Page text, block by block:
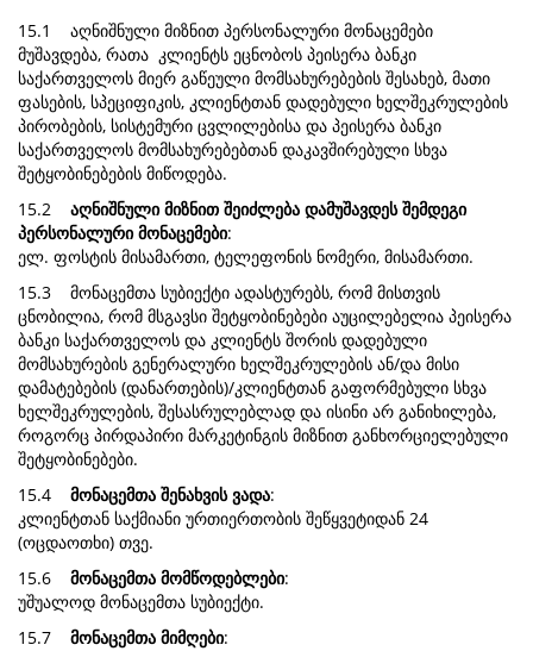
15.1 აღნიშნული მიზნით პერსონალური მონაცემები
მუშავდება, რათა კლიენტს ეცნობოს პეისერა ბანკი
საქართველოს მიერ გაწეული მომსახურებების შესახებ, მათი
ფასების, სპეციფიკის, კლიენტთან დადებული ხელშეკრულების
პირობების, სისტემური ცვლილებისა და პეისერა ბანკი
საქართველოს მომსახურებებთან დაკავშირებული სხვა
შეტყობინებების მიწოდება.
15.2 აღნიშნული მიზნით შეიძლება დამუშავდეს შემდეგი
პერსონალური მონაცემები:
ელ. ფოსტის მისამართი, ტელეფონის ნომერი, მისამართი.
15.3 მონაცემთა სუბიექტი ადასტურებს, რომ მისთვის
ცნობილია, რომ მსგავსი შეტყობინებები აუცილებელია პეისერა
ბანკი საქართველოს და კლიენტს შორის დადებული
მომსახურების გენერალური ხელშეკრულების ან/და მისი
დამატებების (დანართების)/კლიენტთან გაფორმებული სხვა
ხელშეკრულების, შესასრულებლად და ისინი არ განიხილება,
როგორც პირდაპირი მარკეტინგის მიზნით განხორციელებული
შეტყობინებები.
15.4 მონაცემთა შენახვის ვადა:
კლიენტთან საქმიანი ურთიერთობის შეწყვეტიდან 24
(ოცდაოთხი) თვე.
15.6 მონაცემთა მომწოდებლები:
უშუალოდ მონაცემთა სუბიექტი.
15.7 მონაცემთა მიმღები: